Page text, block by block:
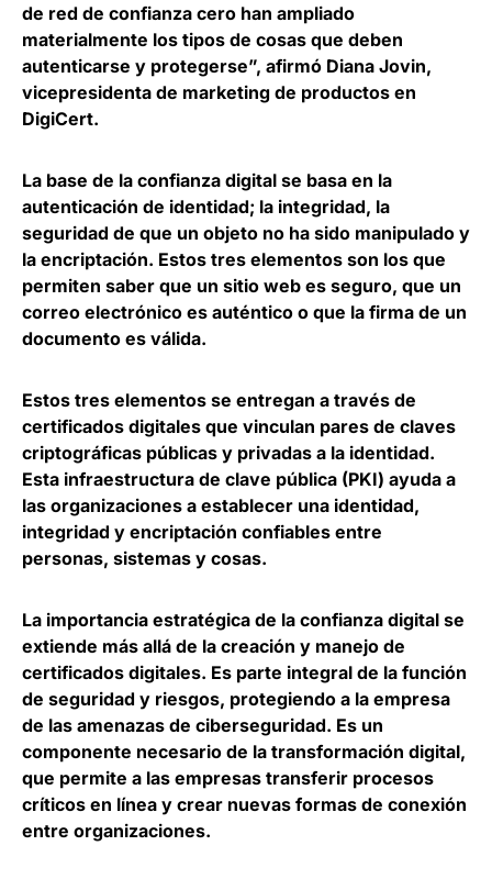
de red de confianza cero han ampliado
materialmente los tipos de cosas que deben
autenticarse y protegerse”, afirmó Diana Jovin,
vicepresidenta de marketing de productos en
DigiCert.
La base de la confianza digital se basa en la
autenticación de identidad; la integridad, la
seguridad de que un objeto no ha sido manipulado y
la encriptación. Estos tres elementos son los que
permiten saber que un sitio web es seguro, que un
correo electrónico es auténtico o que la firma de un
documento es válida.
Estos tres elementos se entregan a través de
certificados digitales que vinculan pares de claves
criptográficas públicas y privadas a la identidad.
Esta infraestructura de clave pública (PKI) ayuda a
las organizaciones a establecer una identidad,
integridad y encriptación confiables entre
personas, sistemas y cosas.
La importancia estratégica de la confianza digital se
extiende más allá de la creación y manejo de
certificados digitales. Es parte integral de la función
de seguridad y riesgos, protegiendo a la empresa
de las amenazas de ciberseguridad. Es un
componente necesario de la transformación digital,
que permite a las empresas transferir procesos
críticos en línea y crear nuevas formas de conexión
entre organizaciones.